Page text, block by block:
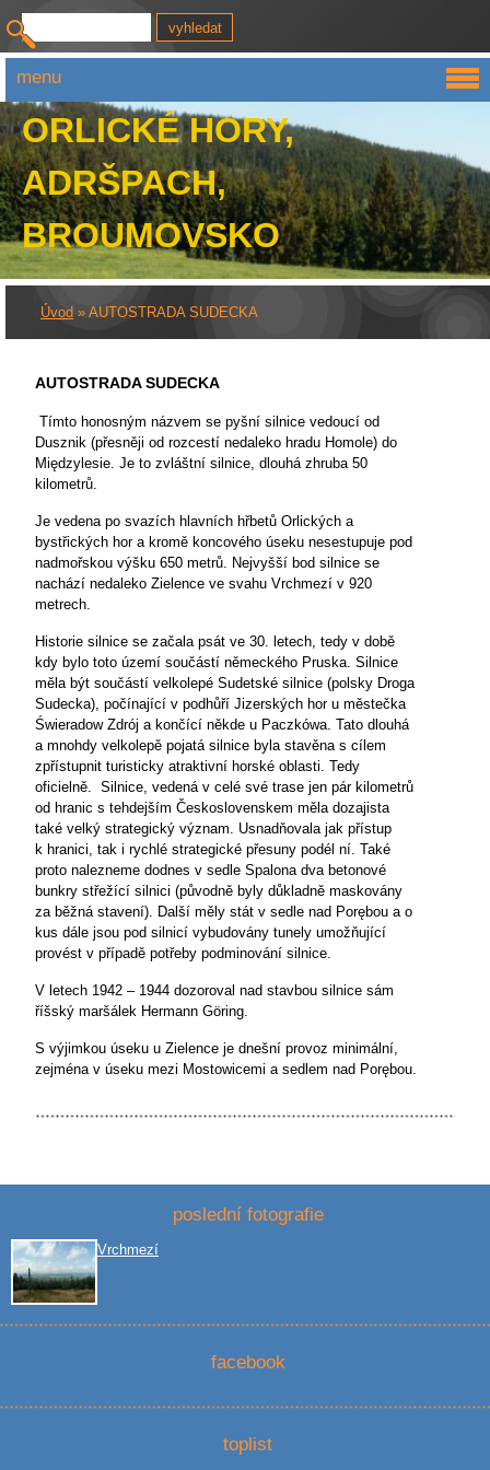
ORLICKÉ HORY,
ADRŠPACH,
BROUMOVSKO
Úvod » AUTOSTRADA SUDECKA
AUTOSTRADA SUDECKA
Tímto honosným názvem se pyšní silnice vedoucí od
Dusznik (přesněji od rozcestí nedaleko hradu Homole) do
Międzylesie. Je to zvláštní silnice, dlouhá zhruba 50
kilometrů.
Je vedena po svazích hlavních hřbetů Orlických a
bystřických hor a kromě koncového úseku nesestupuje pod
nadmořskou výšku 650 metrů. Nejvyšší bod silnice se
nachází nedaleko Zielence ve svahu Vrchmezí v 920
metrech.
Historie silnice se začala psát ve 30. letech, tedy v době
kdy bylo toto území součástí německého Pruska. Silnice
měla být součástí velkolepé Sudetské silnice (polsky Droga
Sudecka), počínající v podhůří Jizerských hor u městečka
Świeradow Zdrój a končící někde u Paczkówa. Tato dlouhá
a mnohdy velkolepě pojatá silnice byla stavěna s cílem
zpřístupnit turisticky atraktivní horské oblasti. Tedy
oficielně. Silnice, vedená v celé své trase jen pár kilometrů
od hranic s tehdejším Československem měla dozajista
také velký strategický význam. Usnadňovala jak přístup
k hranici, tak i rychlé strategické přesuny podél ní. Také
proto nalezneme dodnes v sedle Spalona dva betonové
bunkry střežící silnici (původně byly důkladně maskovány
za běžná stavení). Další měly stát v sedle nad Porębou a o
kus dále jsou pod silnicí vybudovány tunely umožňující
provést v případě potřeby podminování silnice.
V letech 1942 – 1944 dozoroval nad stavbou silnice sám
říšský maršálek Hermann Göring.
S výjimkou úseku u Zielence je dnešní provoz minimální,
zejména v úseku mezi Mostowicemi a sedlem nad Porębou.
menu
poslední fotografie
Vrchmezí
facebook
toplist